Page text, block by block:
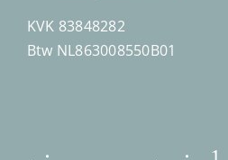
KVK 83848282
Btw NL863008550B01